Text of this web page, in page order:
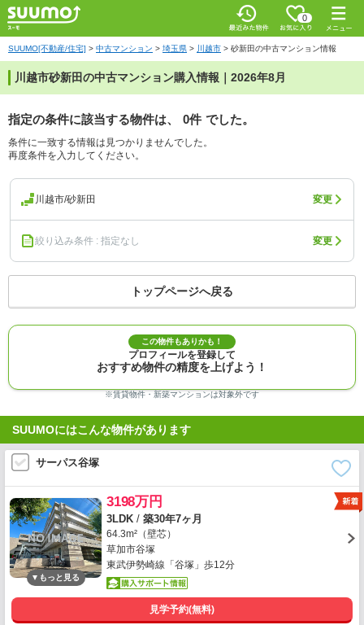
0
SUUMO[不動産/住宅] > 中古マンション > 埼玉県 > 川越市 > 砂新田の中古マンション情報
川越市砂新田の中古マンション購入情報｜2026年8月
指定の条件に該当する物件は、 0件 でした。
条件に一致する情報は見つかりませんでした。
再度条件を入力してください。
川越市/砂新田 変更
絞り込み条件 : 指定なし 変更
トップページへ戻る
この物件もありかも！
プロフィールを登録して
おすすめ物件の精度を上げよう！
※賃貸物件・新築マンションは対象外です
SUUMOにはこんな物件があります
サーパス谷塚
3198万円
3LDK / 築30年7ヶ月
64.3m²（壁芯）
草加市谷塚
東武伊勢崎線「谷塚」歩12分
見学予約(無料)